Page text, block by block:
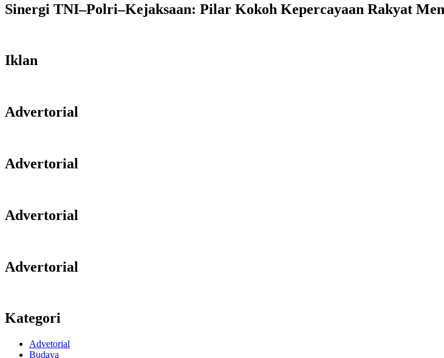
Sinergi TNI–Polri–Kejaksaan: Pilar Kokoh Kepercayaan Rakyat
Iklan
Advertorial
Advertorial
Advertorial
Advertorial
Kategori
Advetorial
Budaya